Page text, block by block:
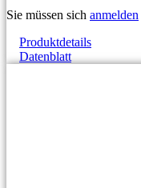
Sie müssen sich anmelden
Produktdetails
Datenblatt